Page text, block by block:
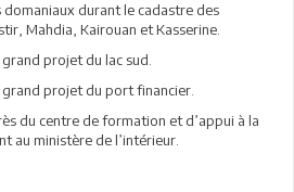
durant le cadastre des
Mahdia, Kairouan et Kasserine.
projet du lac sud.
projet du port financier.
du centre de formation et d’appui à la
au ministère de l’intérieur.